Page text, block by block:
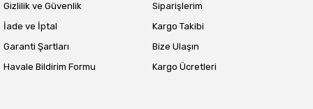
Gizlilik ve Güvenlik
İade ve İptal
Garanti Şartları
Havale Bildirim Formu
Siparişlerim
Kargo Takibi
Bize Ulaşın
Kargo Ücretleri